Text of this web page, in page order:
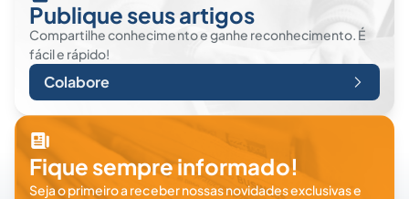
Publique seus artigos
Compartilhe conhecimento e ganhe reconhecimento. É
fácil e rápido!
Colabore
Fique sempre informado!
Seja o primeiro a receber nossas novidades exclusivas e